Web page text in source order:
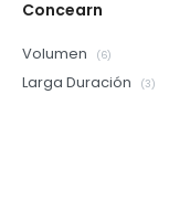
Concearn
Volumen (6)
Larga Duración (3)